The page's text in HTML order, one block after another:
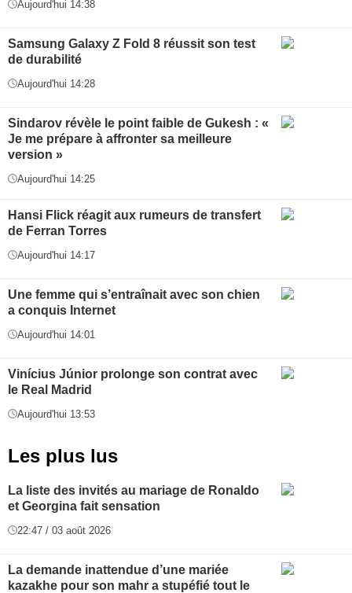
Aujourd'hui 14:38
Samsung Galaxy Z Fold 8 réussit son test
de durabilité
Aujourd'hui 14:28
Sindarov révèle le point faible de Gukesh : «
Je me prépare à affronter sa meilleure
version »
Aujourd'hui 14:25
Hansi Flick réagit aux rumeurs de transfert
de Ferran Torres
Aujourd'hui 14:17
Une femme qui s’entraînait avec son chien
a conquis Internet
Aujourd'hui 14:01
Vinícius Júnior prolonge son contrat avec
le Real Madrid
Aujourd'hui 13:53
Les plus lus
La liste des invités au mariage de Ronaldo
et Georgina fait sensation
22:47 / 03 août 2026
La demande inattendue d’une mariée
kazakhe pour son mahr a stupéfié tout le